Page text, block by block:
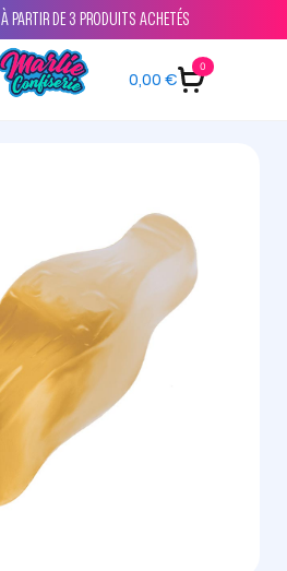
À PARTIR DE 3 PRODUITS ACHETÉS
0,00€
0